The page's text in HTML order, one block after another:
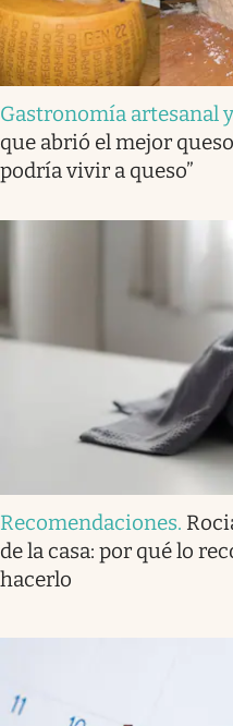
Gastronomía artesanal
que abrió el mejor
podría vivir a queso”
Recomendaciones.
de la casa: por qué lo
hacerlo